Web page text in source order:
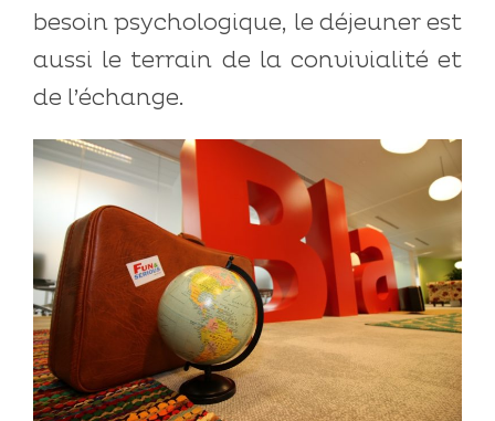
besoin psychologique, le déjeuner est
aussi le terrain de la convivialité et
de l’échange.